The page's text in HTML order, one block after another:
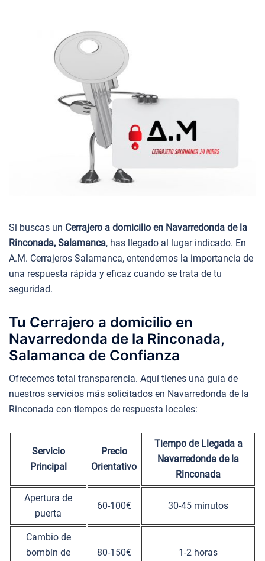
Si buscas un Cerrajero a domicilio en Navarredonda de la
Rinconada, Salamanca, has llegado al lugar indicado. En
A.M. Cerrajeros Salamanca, entendemos la importancia de
una respuesta rápida y eficaz cuando se trata de tu
seguridad.
Tu Cerrajero a domicilio en
Navarredonda de la Rinconada,
Salamanca de Confianza
Ofrecemos total transparencia. Aquí tienes una guía de
nuestros servicios más solicitados en Navarredonda de la
Rinconada con tiempos de respuesta locales:
Servicio
Principal
Precio
Orientativo
Tiempo de Llegada a
Navarredonda de la
Rinconada
Apertura de
puerta
60-100€ 30-45 minutos
Cambio de
bombín de
80-150€ 1-2 horas